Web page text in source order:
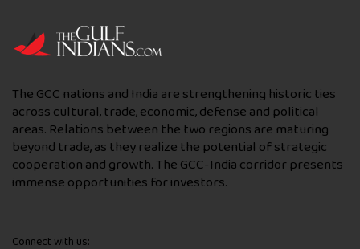
The GCC nations and India are strengthening historic ties
across cultural, trade, economic, defense and political
areas. Relations between the two regions are maturing
beyond trade, as they realize the potential of strategic
cooperation and growth. The GCC-India corridor presents
immense opportunities for investors.
Connect with us: